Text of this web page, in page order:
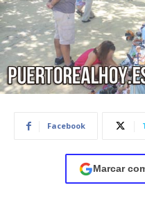
Facebook
Marcar